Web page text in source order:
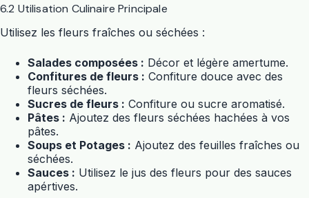
6.2 Utilisation Culinaire Principale
Utilisez les fleurs fraîches ou séchées :
Salades composées : Décor et légère amertume.
Confitures de fleurs : Confiture douce avec des
fleurs séchées.
Sucres de fleurs : Confiture ou sucre aromatisé.
Pâtes : Ajoutez des fleurs séchées hachées à vos
pâtes.
Soups et Potages : Ajoutez des feuilles fraîches ou
séchées.
Sauces : Utilisez le jus des fleurs pour des sauces
apértives.